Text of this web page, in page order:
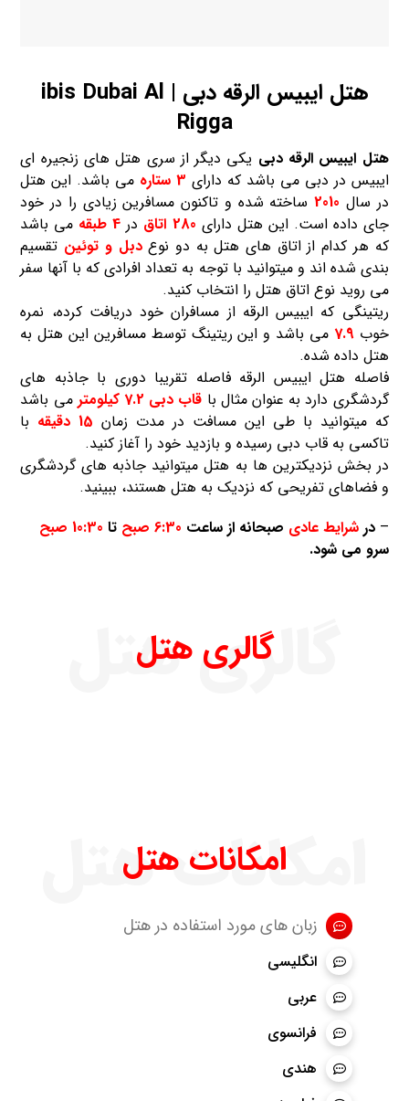
هتل ایبیس الرقه دبی | ibis Dubai Al
Rigga
هتل ایبیس الرقه دبی یکی دیگر از سری هتل های زنجیره ای
ایبیس در دبی می باشد که دارای 3 ستاره
می باشد. این هتل
در سال 2010 ساخته شده و تاکنون مسافرین زیادی را در خود
جای داده است. این هتل دارای 280 اتاق در 4 طبقه
می باشد
که هر کدام از اتاق های هتل به دو نوعدبل و توئین تقسیم
بندی شده اند و میتوانید با توجه به تعداد افرادی که با آنها سفر
می روید نوع اتاق هتل را انتخاب کنید.
ریتینگی که ایبیس الرقه از مسافران خود دریافت کرده، نمره
خوب7.9 می باشد و این ریتینگ توسط مسافرین این هتل به
هتل داده شده.
فاصله هتل ایبیس الرقه فاصله تقریبا دوری با جاذبه های
گردشگری دارد به عنوان مثال با قاب دبی
می باشد
که میتوانید با طی این مسافت در مدت زمان15 دقیقه
با
تاکسی به قاب دبی رسیده و بازدید خود را آغاز کنید.
در بخش نزدیکترین ها به هتل میتوانید جاذبه های گردشگری
و فضاهای تفریحی که نزدیک به هتل هستند، ببینید.
–درشرایط عادی صبحانه از ساعت 6:30 صبح تا 10:30 صبح
سرو می شود.
گالری هتل
گالری هتل
امکانات هتل
امکانات هتل
زبان های مورد استفاده در هتل
انگلیسی
عربی
فرانسوی
هندی